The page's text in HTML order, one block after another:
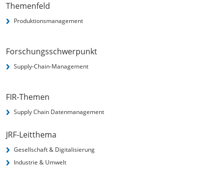
Themenfeld
Produktionsmanagement
Forschungsschwerpunkt
Supply-Chain-Management
FIR-Themen
Supply Chain Datenmanagement
JRF-Leitthema
Gesellschaft & Digitalisierung
Industrie & Umwelt